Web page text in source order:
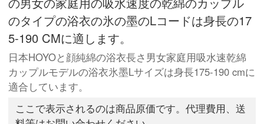
のタイプの浴衣の氷の墨のLコードは身長の17
5-190 CMに適します。
日本HOYOと顔純綿の浴衣長さ男女家庭用吸水速乾綿
カップルモデルの浴衣氷墨Lサイズは身長175-190 cmに
適合しています。
ここで表示されるのは商品原価です。代理費用、送